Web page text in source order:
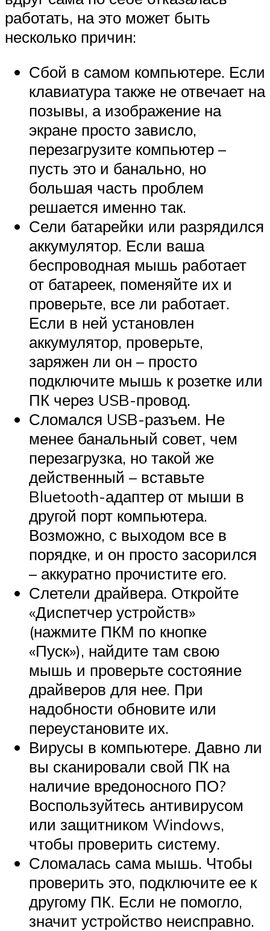
работать, на это может быть
несколько причин:
Сбой в самом компьютере. Если
клавиатура также не отвечает на
позывы, а изображение на
экране просто зависло,
перезагрузите компьютер –
пусть это и банально, но
большая часть проблем
решается именно так.
Сели батарейки или разрядился
аккумулятор. Если ваша
беспроводная мышь работает
от батареек, поменяйте их и
проверьте, все ли работает.
Если в ней установлен
аккумулятор, проверьте,
заряжен ли он – просто
подключите мышь к розетке или
ПК через USB-провод.
Сломался USB-разъем. Не
менее банальный совет, чем
перезагрузка, но такой же
действенный – вставьте
Bluetooth-адаптер от мыши в
другой порт компьютера.
Возможно, с выходом все в
порядке, и он просто засорился
– аккуратно прочистите его.
Слетели драйвера. Откройте
«Диспетчер устройств»
(нажмите ПКМ по кнопке
«Пуск»), найдите там свою
мышь и проверьте состояние
драйверов для нее. При
надобности обновите или
переустановите их.
Вирусы в компьютере. Давно ли
вы сканировали свой ПК на
наличие вредоносного ПО?
Воспользуйтесь антивирусом
или защитником Windows,
чтобы проверить систему.
Сломалась сама мышь. Чтобы
проверить это, подключите ее к
другому ПК. Если не помогло,
значит устройство неисправно.